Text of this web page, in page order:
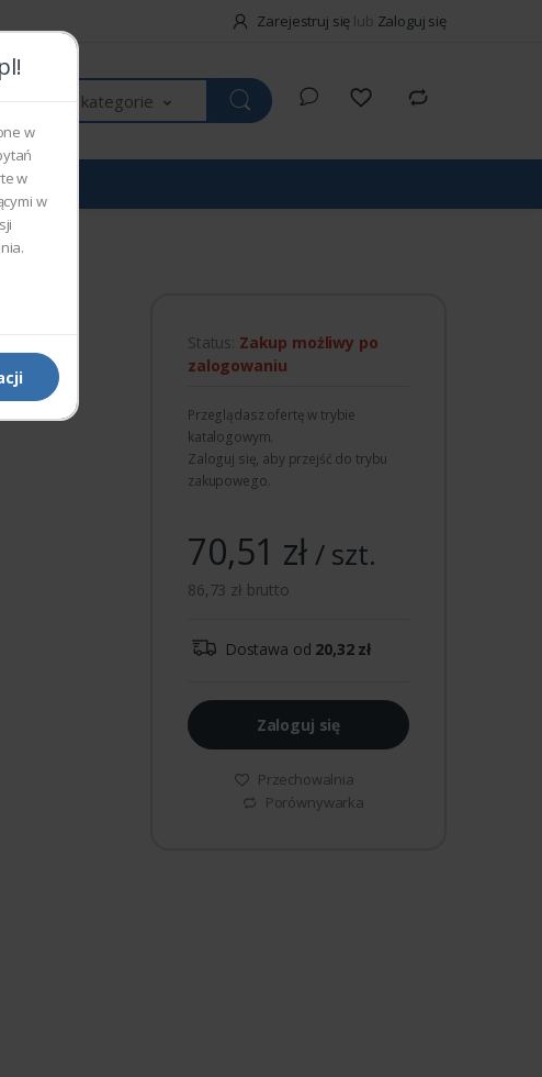
Zarejestruj się lub Zaloguj się
kategorie
w
w
w
4B
Status: Zakup możliwy po
zalogowaniu
Przeglądasz ofertę w trybie
katalogowym.
Zaloguj się, aby przejść do trybu
zakupowego.
70,51 zł/ szt.
86,73 zł brutto
Dostawa od 20,32 zł
Zaloguj się
Przechowalnia
Porównywarka